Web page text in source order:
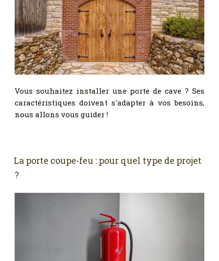
Vous souhaitez installer une porte de cave ? Ses
caractéristiques doivent s'adapter à vos besoins,
nous allons vous guider !
La porte coupe-feu : pour quel type de projet
?